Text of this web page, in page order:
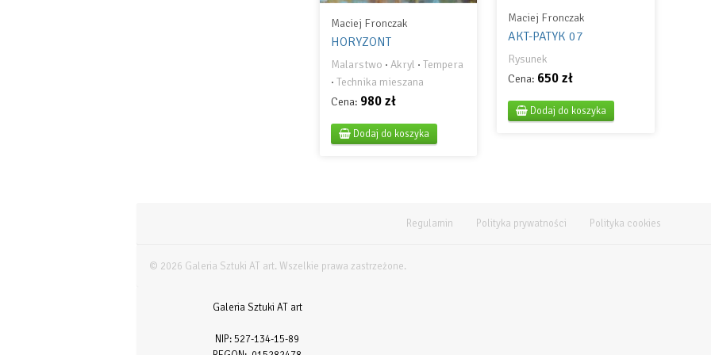
Maciej Fronczak
AKT-PATYK 07
Rysunek
Cena: 650 zł
Dodaj do koszyka
Maciej Fronczak
HORYZONT
Malarstwo · Akryl · Tempera
· Technika mieszana
Cena: 980 zł
Dodaj do koszyka
Regulamin Polityka prywatności Polityka cookies
© 2026 Galeria Sztuki AT art. Wszelkie prawa zastrzeżone.
Galeria Sztuki AT art
NIP: 527-134-15-89